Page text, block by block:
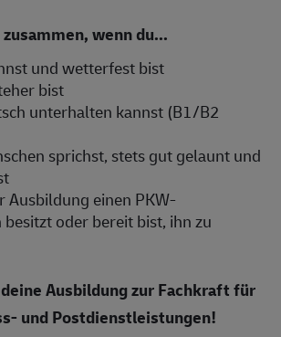
wenn du...
und wetterfest bist
bist
unterhalten kannst (B1/B2
sprichst, stets gut gelaunt und
Ausbildung einen PKW-
oder bereit bist, ihn zu
Ausbildung zur Fachkraft für
und Postdienstleistungen!